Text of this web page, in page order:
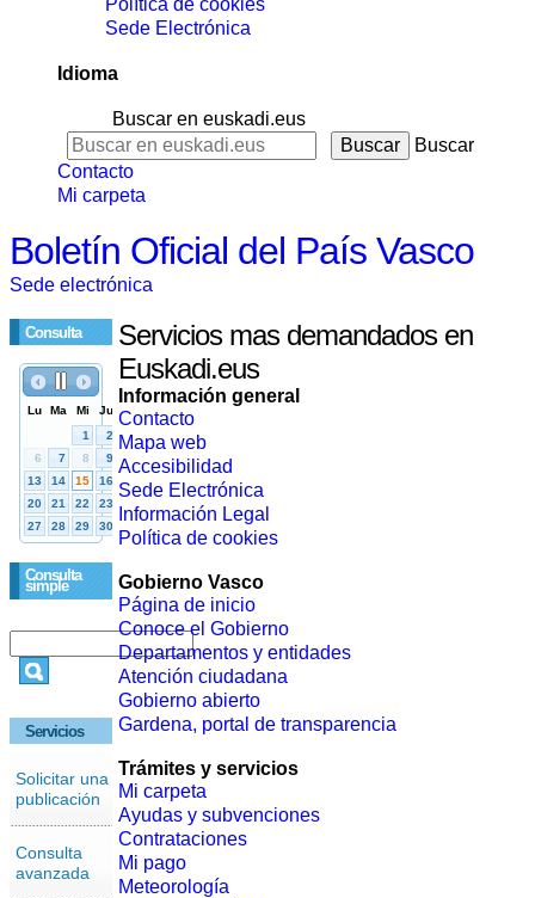
Política de cookies
Sede Electrónica
Idioma
Buscar en euskadi.eus
Buscar
Contacto
Mi carpeta
Boletín Oficial del País Vasco
Sede electrónica
Consulta
Consulta
simple
Servicios
Solicitar una
publicación
Consulta
avanzada
Servicios mas demandados en
Euskadi.eus
Información general
Contacto
Mapa web
Accesibilidad
Sede Electrónica
Información Legal
Política de cookies
Gobierno Vasco
Página de inicio
Conoce el Gobierno
Departamentos y entidades
Atención ciudadana
Gobierno abierto
Gardena, portal de transparencia
Trámites y servicios
Mi carpeta
Ayudas y subvenciones
Contrataciones
Mi pago
Meteorología